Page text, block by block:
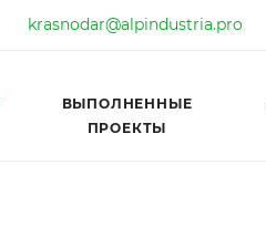
krasnodar@alpindustria.pro
ВЫПОЛНЕННЫЕ
ПРОЕКТЫ